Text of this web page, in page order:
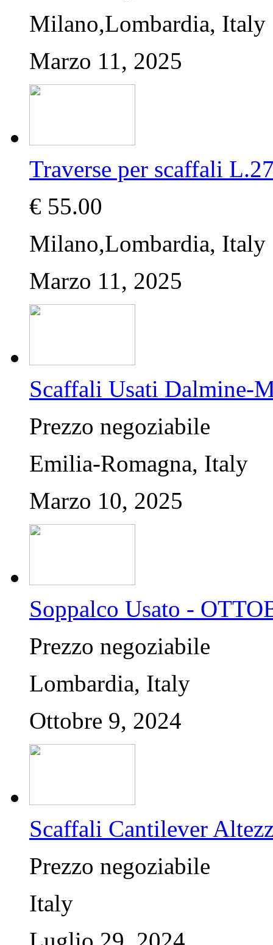
Milano,Lombardia, Italy
Marzo 11, 2025
Traverse per scaffali
€ 55.00
Milano,Lombardia, Italy
Marzo 11, 2025
Scaffali Usati Dalmine-
Prezzo negoziabile
Emilia-Romagna, Italy
Marzo 10, 2025
Soppalco Usato -
Prezzo negoziabile
Lombardia, Italy
Ottobre 9, 2024
Scaffali Cantilever
Prezzo negoziabile
Italy